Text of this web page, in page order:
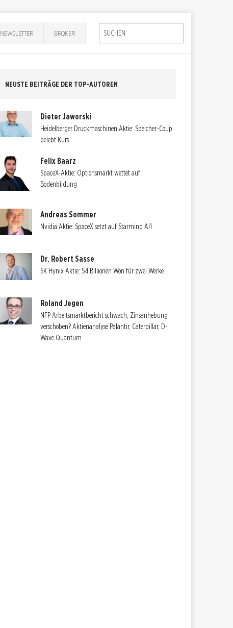
NEWSLETTER BROKER
NEUSTE BEITRÄGE DER TOP-AUTOREN
Dieter Jaworski
Heidelberger Druckmaschinen Aktie: Speicher-Coup
belebt Kurs
Felix Baarz
SpaceX-Aktie: Optionsmarkt wettet auf
Bodenbildung
Andreas Sommer
Nvidia Aktie: SpaceX setzt auf Starmind AI1
Dr. Robert Sasse
SK Hynix Aktie: 54 Billionen Won für zwei Werke
Roland Jegen
NFP Arbeitsmarktbericht schwach, Zinsanhebung
verschoben? Aktienanalyse Palantir, Caterpillar, D-
Wave Quantum